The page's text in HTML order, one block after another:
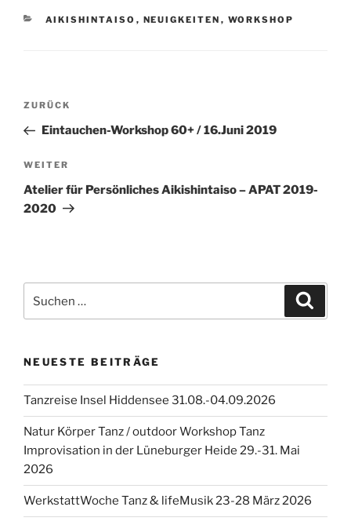
KATEGORIEN
AIKISHINTAISO , NEUIGKEITEN , WORKSHOP
Beitragsnavigation
Vorheriger
Beitrag
ZURÜCK
Eintauchen-Workshop 60+ / 16.Juni 2019
Nächster
Beitrag
WEITER
Atelier für Persönliches Aikishintaiso – APAT 2019-
2020
nach:
NEUESTE BEITRÄGE
Tanzreise Insel Hiddensee 31.08.-04.09.2026
Natur Körper Tanz / outdoor Workshop Tanz
Improvisation in der Lüneburger Heide 29.-31. Mai
2026
WerkstattWoche Tanz & lifeMusik 23-28 März 2026